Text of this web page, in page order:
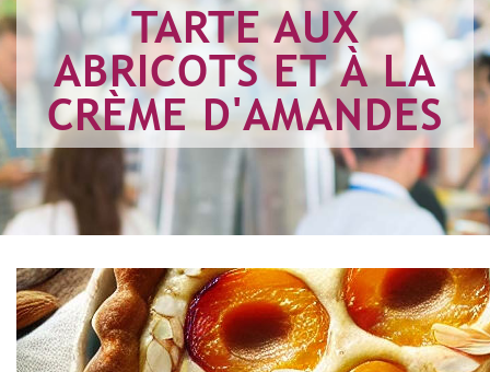
TARTE AUX
ABRICOTS ET À LA
CRÈME D'AMANDES